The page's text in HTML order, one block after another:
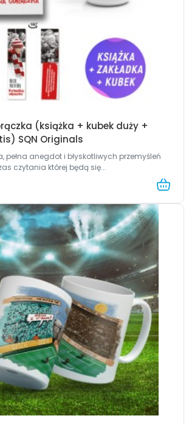
(książka + kubek duży +
SQN Originals
pełna anegdot i błyskotliwych przemyśleń
czytania której będą się...